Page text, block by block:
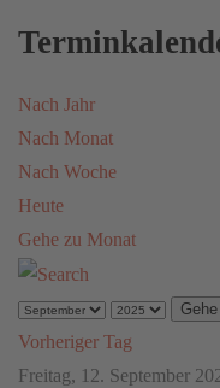
Nach Jahr
Nach Monat
Nach Woche
Heute
Gehe zu Monat
Vorheriger Tag
Freitag, 12. September